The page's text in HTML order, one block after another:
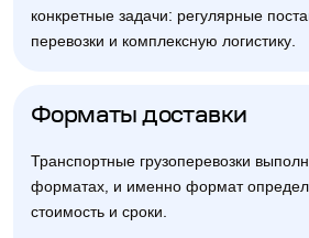
конкретные задачи: регулярные
перевозки и комплексную логистику.
Форматы доставки
Транспортные грузоперевозки
форматах, и именно формат
стоимость и сроки.